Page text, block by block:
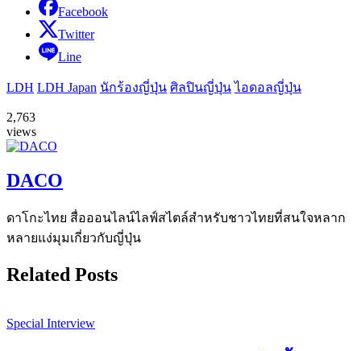
Facebook
Twitter
Line
LDH LDH Japan นักร้องญี่ปุ่น ศิลปินญี่ปุ่น ไอดอลญี่ปุ่น
2,763
views
DACO
ดาโกะไทย สื่อออนไลน์ไลฟ์สไตล์สำหรับชาวไทยที่สนใจหลาก
หลายแง่มุมเกี่ยวกับญี่ปุ่น
Related Posts
Special Interview